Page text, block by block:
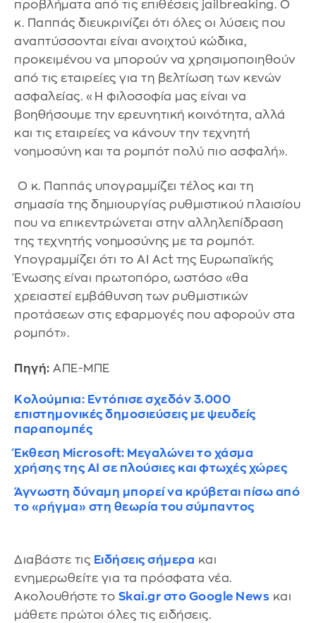
προβλήματα από τις επιθέσεις jailbreaking. Ο
κ. Παππάς διευκρινίζει ότι όλες οι λύσεις που
αναπτύσσονται είναι ανοιχτού κώδικα,
προκειμένου να μπορούν να χρησιμοποιηθούν
από τις εταιρείες για τη βελτίωση των κενών
ασφαλείας. «Η φιλοσοφία μας είναι να
βοηθήσουμε την ερευνητική κοινότητα, αλλά
και τις εταιρείες να κάνουν την τεχνητή
νοημοσύνη και τα ρομπότ πολύ πιο ασφαλή».
Ο κ. Παππάς υπογραμμίζει τέλος και τη
σημασία της δημιουργίας ρυθμιστικού πλαισίου
που να επικεντρώνεται στην αλληλεπίδραση
της τεχνητής νοημοσύνης με τα ρομπότ.
Υπογραμμίζει ότι το AI Act της Ευρωπαϊκής
Ένωσης είναι πρωτοπόρο, ωστόσο «θα
χρειαστεί εμβάθυνση των ρυθμιστικών
προτάσεων στις εφαρμογές που αφορούν στα
ρομπότ».
Πηγή: ΑΠΕ-ΜΠΕ
Κολούμπια: Eντόπισε σχεδόν 3.000
επιστημονικές δημοσιεύσεις με ψευδείς
παραπομπές
Έκθεση Microsoft: Μεγαλώνει το χάσμα
χρήσης της AI σε πλούσιες και φτωχές χώρες
Άγνωστη δύναμη μπορεί να κρύβεται πίσω από
το «ρήγμα» στη θεωρία του σύμπαντος
Διαβάστε τις Ειδήσεις σήμερα και
ενημερωθείτε για τα πρόσφατα νέα.
Ακολουθήστε το Skai.gr στο Google News και
μάθετε πρώτοι όλες τις ειδήσεις.